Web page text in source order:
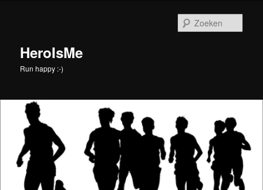
inhoud
inhoudHeroIsMe
Run happy :-)